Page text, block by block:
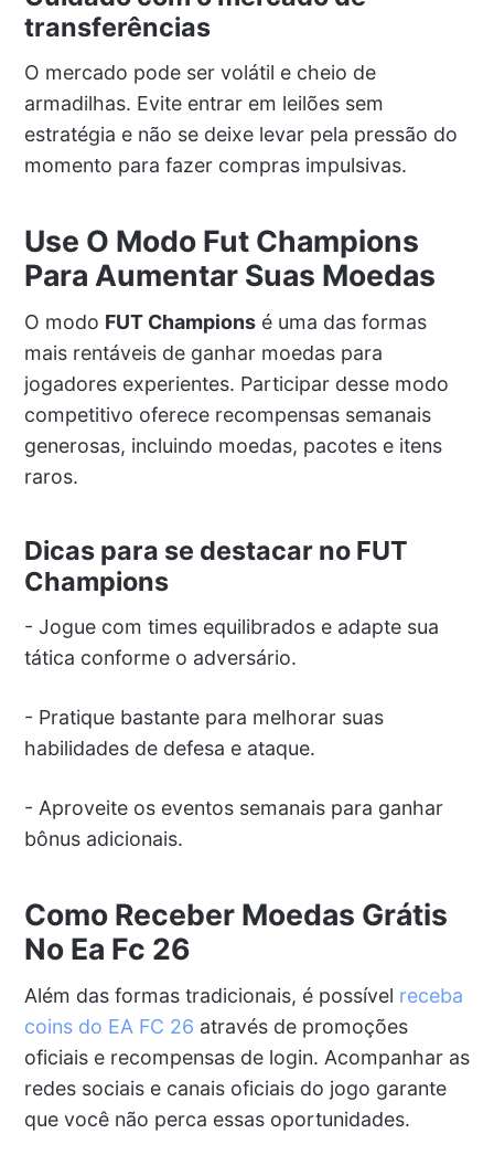
transferências
O mercado pode ser volátil e cheio de
armadilhas. Evite entrar em leilões sem
estratégia e não se deixe levar pela pressão do
momento para fazer compras impulsivas.
Use O Modo Fut Champions
Para Aumentar Suas Moedas
O modo FUT Championsé uma das formas
mais rentáveis de ganhar moedas para
jogadores experientes. Participar desse modo
competitivo oferece recompensas semanais
generosas, incluindo moedas, pacotes e itens
raros.
Dicas para se destacar no FUT
Champions
- Jogue com times equilibrados e adapte sua
tática conforme o adversário.
- Pratique bastante para melhorar suas
habilidades de defesa e ataque.
- Aproveite os eventos semanais para ganhar
bônus adicionais.
Como Receber Moedas Grátis
No Ea Fc 26
Além das formas tradicionais, é possível receba
coins do EA FC 26 através de promoções
oficiais e recompensas de login. Acompanhar as
redes sociais e canais oficiais do jogo garante
que você não perca essas oportunidades.